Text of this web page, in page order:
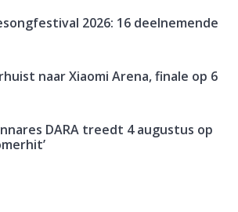
2026: 16 deelnemende
naar Xiaomi Arena, finale op 6
DARA treedt 4 augustus op